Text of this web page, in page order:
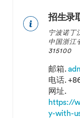
招生录
宁波诺丁
中国浙江
315100
邮箱.
电话.
网址.
https://
y-with-